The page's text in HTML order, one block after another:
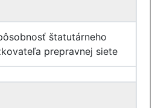
štatutárneho
prepravnej siete